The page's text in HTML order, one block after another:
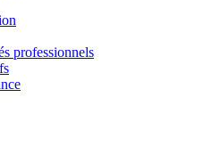
professionnels